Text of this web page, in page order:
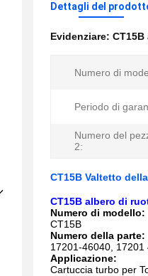
Dettagli del
Evidenziare:
Numero di
Periodo di
Numero del
2:
CT15B Valtetto
CT15B albero di
Numero di modello:
CT15B
Numero della parte:
17201-46040,
Applicazione:
Cartuccia turbo per